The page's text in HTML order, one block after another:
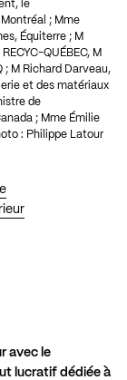
le
; Mme
Équiterre ; M
QUÉBEC, M
; M Richard Darveau,
et des matériaux
de
; Mme Émilie
: Philippe Latour
avec le
lucratif dédiée à